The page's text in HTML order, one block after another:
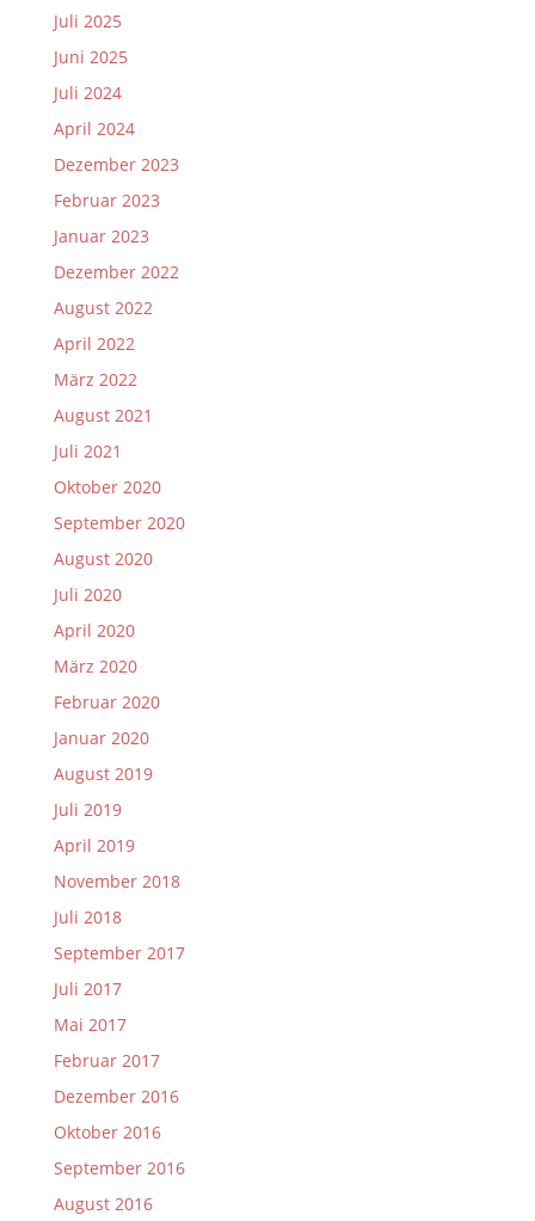
Juli 2025
Juni 2025
Juli 2024
April 2024
Dezember 2023
Februar 2023
Januar 2023
Dezember 2022
August 2022
April 2022
März 2022
August 2021
Juli 2021
Oktober 2020
September 2020
August 2020
Juli 2020
April 2020
März 2020
Februar 2020
Januar 2020
August 2019
Juli 2019
April 2019
November 2018
Juli 2018
September 2017
Juli 2017
Mai 2017
Februar 2017
Dezember 2016
Oktober 2016
September 2016
August 2016